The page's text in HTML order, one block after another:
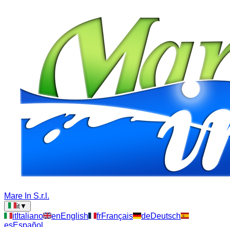
Mare In S.r.l.
it▼
itItaliano enEnglish frFrançais deDeutsch
esEspañol